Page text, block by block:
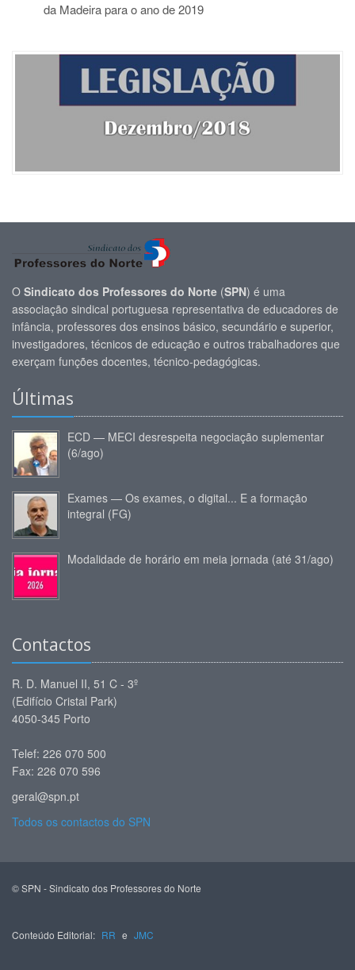
da Madeira para o ano de 2019
O Sindicato dos Professores do Norte (SPN) é uma
associação sindical portuguesa representativa de educadores de
infância, professores dos ensinos básico, secundário e superior,
investigadores, técnicos de educação e outros trabalhadores que
exerçam funções docentes, técnico-pedagógicas.
Últimas
ECD — MECI desrespeita negociação suplementar
(6/ago)
Exames — Os exames, o digital... E a formação
integral (FG)
Modalidade de horário em meia jornada (até 31/ago)
Contactos
R. D. Manuel II, 51 C - 3º
(Edifício Cristal Park)
4050-345 Porto
Telef: 226 070 500
Fax: 226 070 596
geral@spn.pt
Todos os contactos do SPN
© SPN - Sindicato dos Professores do Norte
Conteúdo Editorial: RR e JMC